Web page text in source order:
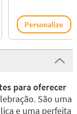
Personalize
para oferecer
São uma
e uma perfeita